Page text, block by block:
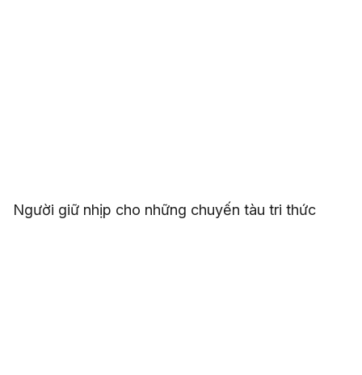
Người giữ nhịp cho những chuyến tàu tri thức